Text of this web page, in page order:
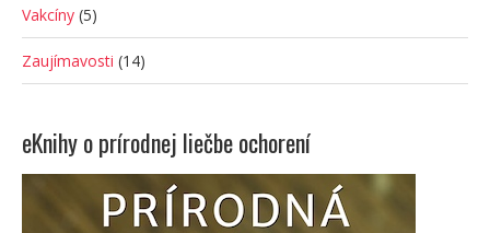
Vakcíny (5)
Zaujímavosti (14)
eKnihy o prírodnej liečbe ochorení